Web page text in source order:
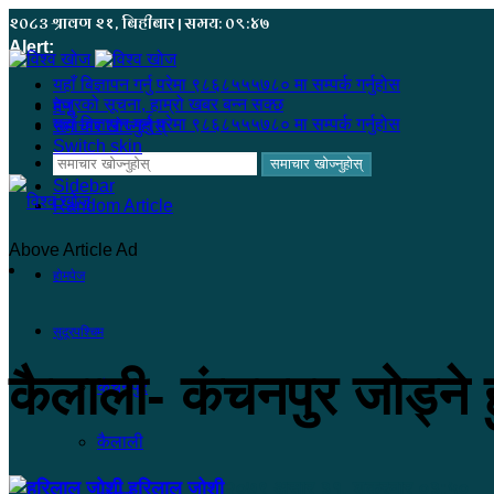
२०८३ श्रावण २१, बिहीबार | समय: ०९:४७
Alert:
यहाँ बिज्ञापन गर्नु परेमा ९८६८५५५७८० मा सम्पर्क गर्नुहोस
हजुरको सूचना, हाम्रो खबर बन्न सक्छ
यहाँ बिज्ञापन गर्नु परेमा ९८६८५५५७८० मा सम्पर्क गर्नुहोस
समाचार खोज्नुहोस्
Sidebar
Random Article
मेनू
समाचार खोज्नुहोस्
Switch skin
होमपेज
सुदूरपश्चिम
कंचनपुर
कैलाली
Above Article Ad
कैलाली- कंचनपुर जोड्ने
हरिलाल जोशी२०७९ असार ३१, शुक्रबार ०३:५०